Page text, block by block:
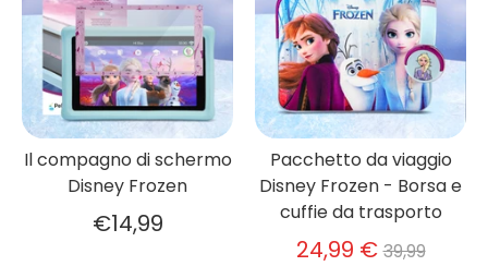
Il compagno di schermo
Disney Frozen
€14,99
Pacchetto da viaggio
Disney Frozen - Borsa e
cuffie da trasporto
24,99 €Prezzo
39,99